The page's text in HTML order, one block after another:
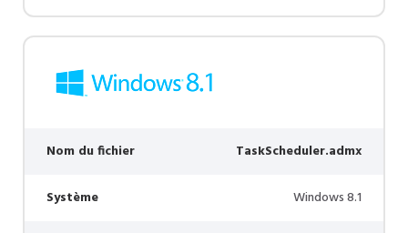
Nom du fichier TaskScheduler.admx
Système Windows 8.1